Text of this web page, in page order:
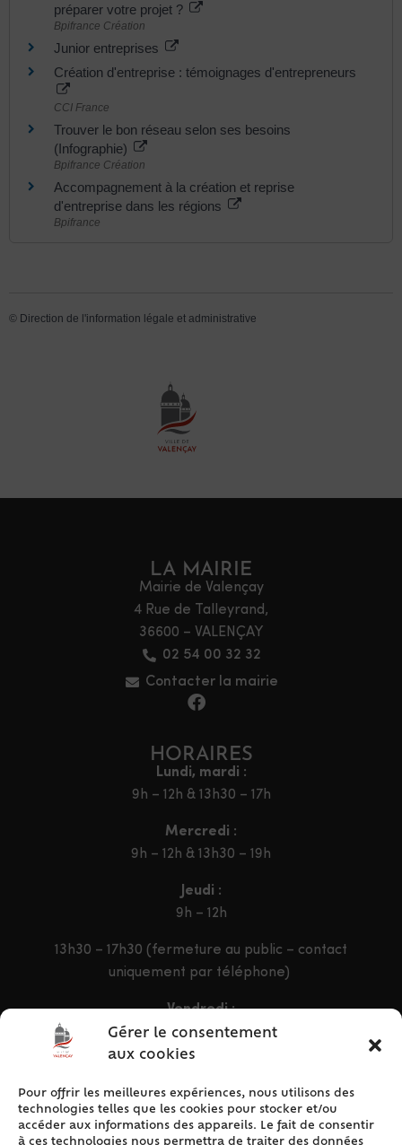
Gérer le consentement
aux cookies
Pour offrir les meilleures expériences, nous utilisons des
technologies telles que les cookies pour stocker et/ou
accéder aux informations des appareils. Le fait de consentir
à ces technologies nous permettra de traiter des données
préparer votre projet ?
Bpifrance Création
Junior entreprises
Création d'entreprise : témoignages d'entrepreneurs
CCI France
Trouver le bon réseau selon ses besoins
(Infographie)
Bpifrance Création
Accompagnement à la création et reprise
d'entreprise dans les régions
Bpifrance
© Direction de l'information légale et administrative
LA MAIRIE
Mairie de Valençay
4 Rue de Talleyrand,
36600 – VALENÇAY
02 54 00 32 32
Contacter la mairie
HORAIRES
Lundi, mardi :
9h – 12h & 13h30 – 17h
Mercredi :
9h – 12h & 13h30 – 19h
Jeudi :
9h – 12h
13h30 – 17h30 (fermeture au public – contact
uniquement par téléphone)
Vendredi :
9h – 12h & 13h30 – 16h30
ACCÈS RAPIDE
Accueil